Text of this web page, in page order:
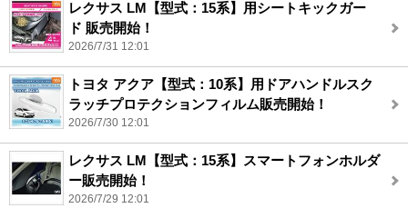
レクサス LM【型式：15系】用シートキックガー
ド 販売開始！
2026/7/31 12:01
トヨタ アクア【型式：10系】用ドアハンドルスク
ラッチプロテクションフィルム販売開始！
2026/7/30 12:01
レクサス LM【型式：15系】スマートフォンホルダ
ー販売開始！
2026/7/29 12:01